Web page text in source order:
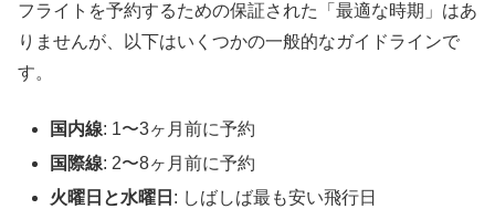
フライトを予約するための保証された「最適な時期」はあ
りませんが、以下はいくつかの一般的なガイドラインで
す。
国内線: 1〜3ヶ月前に予約
国際線: 2〜8ヶ月前に予約
火曜日と水曜日 : しばしば最も安い飛行日